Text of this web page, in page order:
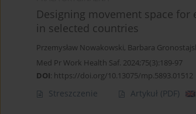
Designing movement space
in selected countries
Przemysław Nowakowski, Barbara
Med Pr Work Health Saf. 2024;75(3):189-97
DOI: https://doi.org/10.13075/mp.5893.01512
Streszczenie Artykuł (PDF)